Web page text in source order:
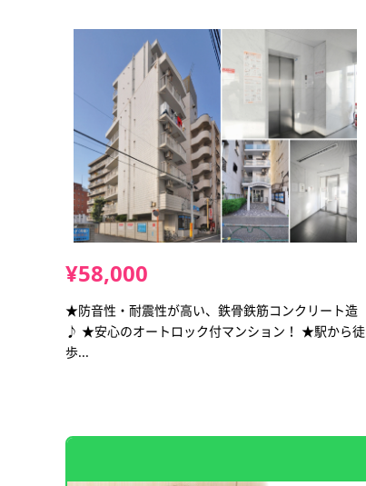
¥58,000
★防音性・耐震性が高い、鉄骨鉄筋コンクリート造
♪ ★安心のオートロック付マンション！ ★駅から徒
歩...